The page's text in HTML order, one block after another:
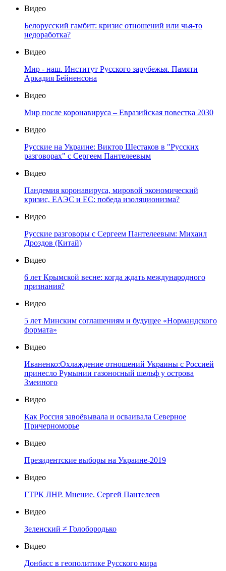
Видео
Белорусский гамбит: кризис отношений или чья-то
недоработка?
Видео
Мир - наш. Институт Русского зарубежья. Памяти
Аркадия Бейненсона
Видео
Мир после коронавируса – Евразийская повестка 2030
Видео
Русские на Украине: Виктор Шестаков в "Русских
разговорах" с Сергеем Пантелеевым
Видео
Пандемия коронавируса, мировой экономический
кризис, ЕАЭС и ЕС: победа изоляционизма?
Видео
Русские разговоры с Сергеем Пантелеевым: Михаил
Дроздов (Китай)
Видео
6 лет Крымской весне: когда ждать международного
признания?
Видео
5 лет Минским соглашениям и будущее «Нормандского
формата»
Видео
Иваненко:Охлаждение отношений Украины с Россией
принесло Румынии газоносный шельф у острова
Змеиного
Видео
Как Россия завоёвывала и осваивала Северное
Причерноморье
Видео
Президентские выборы на Украине-2019
Видео
ГТРК ЛНР. Мнение. Сергей Пантелеев
Видео
Зеленский ≠ Голобородько
Видео
Донбасс в геополитике Русского мира